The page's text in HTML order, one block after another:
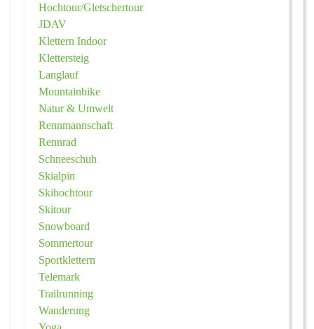
Hochtour/Gletschertour
JDAV
Klettern Indoor
Klettersteig
Langlauf
Mountainbike
Natur & Umwelt
Rennmannschaft
Rennrad
Schneeschuh
Skialpin
Skihochtour
Skitour
Snowboard
Sommertour
Sportklettern
Telemark
Trailrunning
Wanderung